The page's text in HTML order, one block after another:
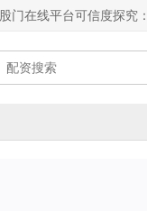
门在线平台可信度探究